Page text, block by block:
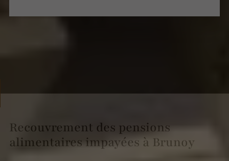
Recouvrement des pensions
alimentaires impayées à Brunoy